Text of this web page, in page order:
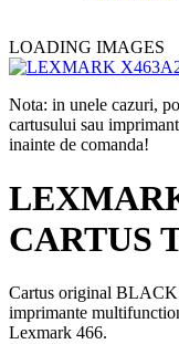
LOADING IMAGES
Nota: in unele cazuri,
cartusului sau
inainte de comanda!
CARTUS
Cartus original BLACK
imprimante
Lexmark 466.